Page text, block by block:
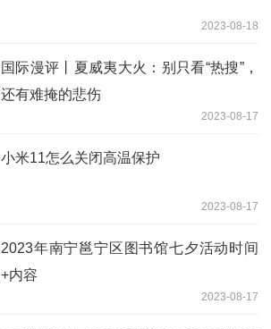
2023-08-18
国际漫评丨夏威夷大火：别只看“热搜”，
还有难掩的悲伤
2023-08-17
小米11怎么关闭高温保护
2023-08-17
2023年南宁邕宁区图书馆七夕活动时间
+内容
2023-08-17